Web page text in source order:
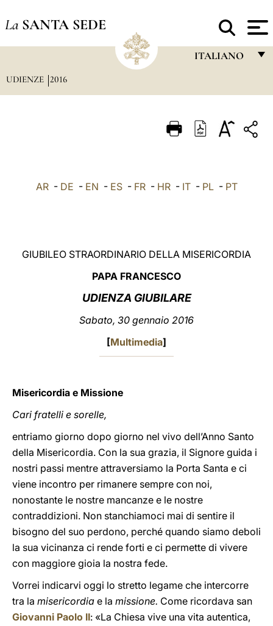
La SANTA SEDE
ITALIANO
ITALIANO
UDIENZE 2016
AR- DE - EN - ES- FR- HR- IT- PL- PT
GIUBILEO STRAORDINARIO DELLA MISERICORDIA
PAPA FRANCESCO
UDIENZA GIUBILARE
Sabato, 30 gennaio 2016
[Multimedia]
Misericordia e Missione
Cari fratelli e sorelle,
entriamo giorno dopo giorno nel vivo dell’Anno Santo
della Misericordia. Con la sua grazia, il Signore guida i
nostri passi mentre attraversiamo la Porta Santa e ci
viene incontro per rimanere sempre con noi,
nonostante le nostre mancanze e le nostre
contraddizioni. Non stanchiamoci mai di sentire il
bisogno del suo perdono, perché quando siamo deboli
la sua vicinanza ci rende forti e ci permette di vivere
con maggiore gioia la nostra fede.
Vorrei indicarvi oggi lo stretto legame che intercorre
tra la misericordia e la missione. Come ricordava san
Giovanni Paolo II: «La Chiesa vive una vita autentica,